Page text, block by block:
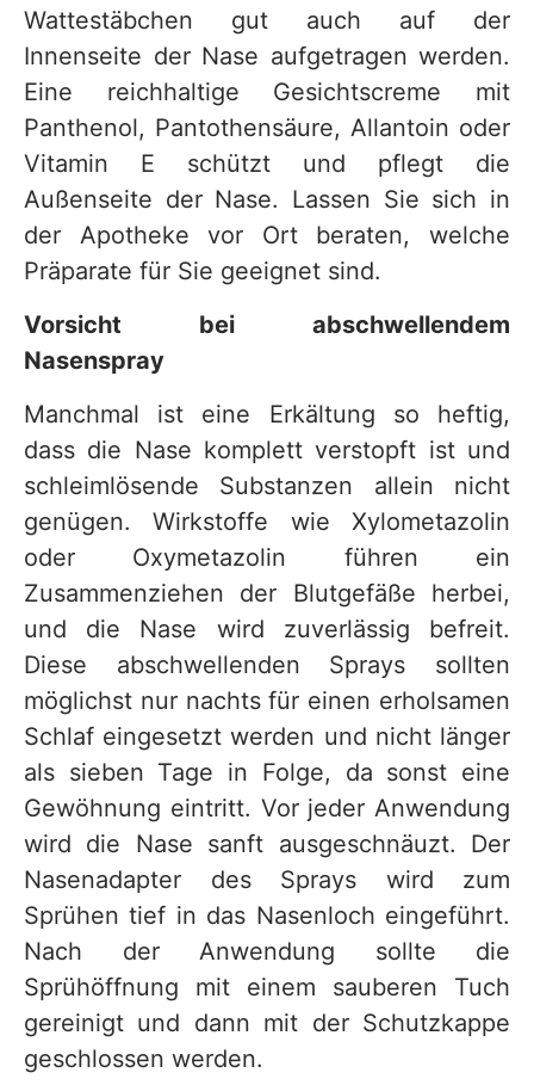
Wattestäbchen gut auch auf der
Innenseite der Nase aufgetragen werden.
Eine reichhaltige Gesichtscreme mit
Panthenol, Pantothensäure, Allantoin oder
Vitamin E schützt und pflegt die
Außenseite der Nase. Lassen Sie sich in
der Apotheke vor Ort beraten, welche
Präparate für Sie geeignet sind.
Vorsicht bei abschwellendem
Nasenspray
Manchmal ist eine Erkältung so heftig,
dass die Nase komplett verstopft ist und
schleimlösende Substanzen allein nicht
genügen. Wirkstoffe wie Xylometazolin
oder Oxymetazolin führen ein
Zusammenziehen der Blutgefäße herbei,
und die Nase wird zuverlässig befreit.
Diese abschwellenden Sprays sollten
möglichst nur nachts für einen erholsamen
Schlaf eingesetzt werden und nicht länger
als sieben Tage in Folge, da sonst eine
Gewöhnung eintritt. Vor jeder Anwendung
wird die Nase sanft ausgeschnäuzt. Der
Nasenadapter des Sprays wird zum
Sprühen tief in das Nasenloch eingeführt.
Nach der Anwendung sollte die
Sprühöffnung mit einem sauberen Tuch
gereinigt und dann mit der Schutzkappe
geschlossen werden.